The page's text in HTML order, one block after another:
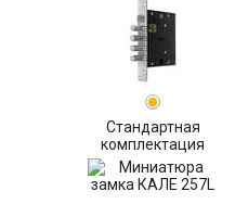
Стандартная
комплектация